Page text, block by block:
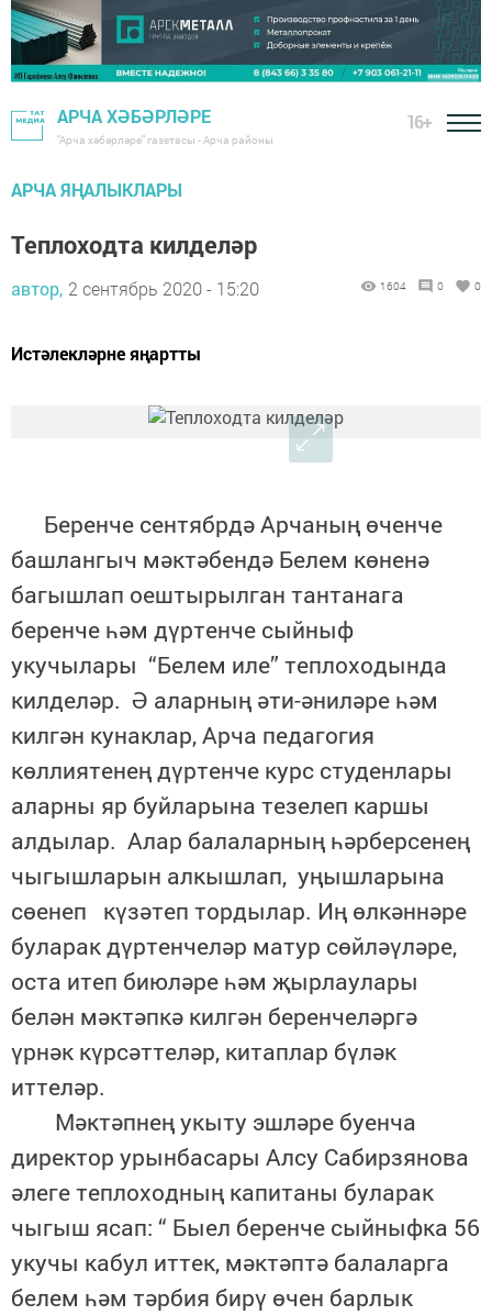
АРЧА ХӘБӘРЛӘРЕ
"Арча хәбәрләре" газетасы - Арча районы
16+
АРЧА ЯҢАЛЫКЛАРЫ
Теплоходта килделәр
автор, 2 сентябрь 2020 - 15:20 1604 0 0
Истәлекләрне яңартты
Беренче сентябрдә Арчаның өченче
башлангыч мәктәбендә Белем көненә
багышлап оештырылган тантанага
беренче һәм дүртенче сыйныф
укучылары “Белем иле” теплоходында
килделәр. Ә аларның әти-әниләре һәм
килгән кунаклар, Арча педагогия
көллиятенең дүртенче курс студенлары
аларны яр буйларына тезелеп каршы
алдылар. Алар балаларның һәрберсенең
чыгышларын алкышлап, уңышларына
сөенеп күзәтеп тордылар. Иң өлкәннәре
буларак дүртенчеләр матур сөйләүләре,
оста итеп биюләре һәм җырлаулары
белән мәктәпкә килгән беренчеләргә
үрнәк күрсәттеләр, китаплар бүләк
иттеләр.
Мәктәпнең укыту эшләре буенча
директор урынбасары Алсу Сабирзянова
әлеге теплоходның капитаны буларак
чыгыш ясап: “ Быел беренче сыйныфка 56
укучы кабул иттек, мәктәптә балаларга
белем һәм тәрбия бирү өчен барлык